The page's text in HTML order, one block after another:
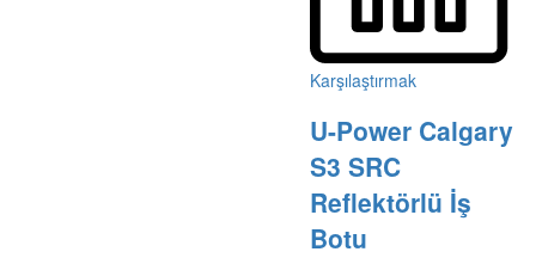
Karşılaştırmak
U-Power Calgary
S3 SRC
Reflektörlü İş
Botu